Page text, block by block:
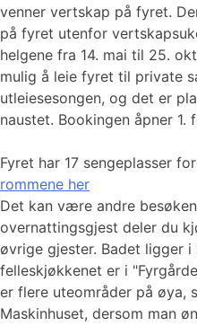
venner vertskap på fyret.
på fyret utenfor
helgene fra 14. mai til 25.
mulig å leie fyret til private
utleiesesongen, og det er
naustet. Bookingen åpner 1.
Fyret har 17 sengeplasser
rommene her
Det kan være andre
overnattingsgjest deler du
øvrige gjester. Badet ligger i
felleskjøkkenet er i
er flere uteområder på øya,
Maskinhuset, dersom man